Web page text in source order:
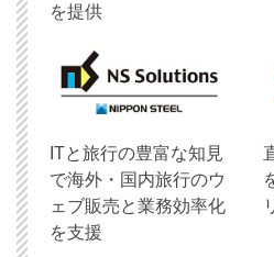
を提供
ITと旅行の豊富な知見
で海外・国内旅行のウ
ェブ販売と業務効率化
を支援